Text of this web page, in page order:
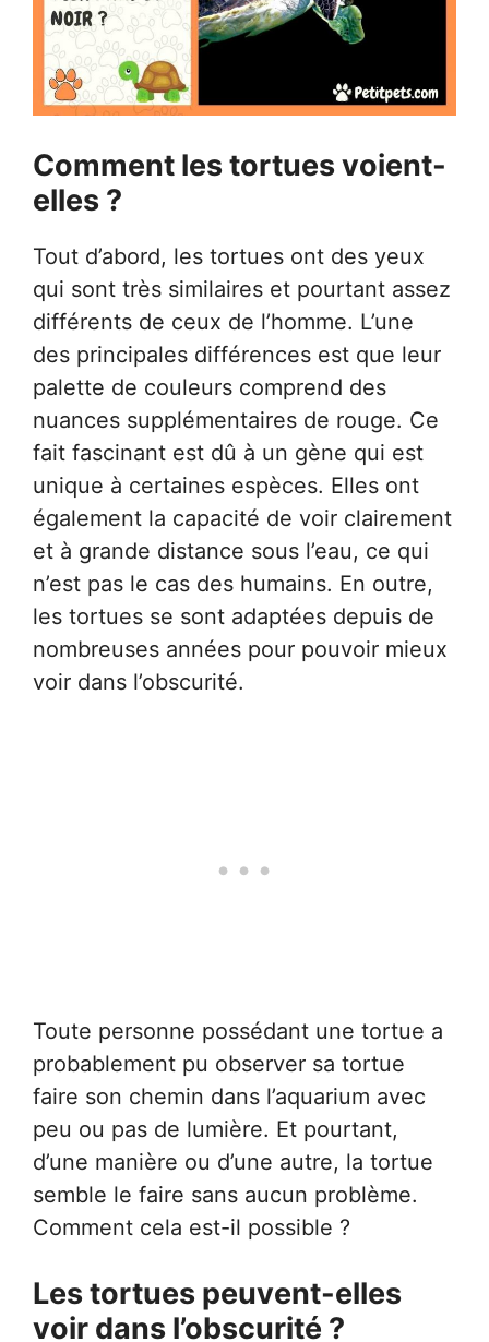
Comment les tortues voient-
elles ?
Tout d’abord, les tortues ont des yeux
qui sont très similaires et pourtant assez
différents de ceux de l’homme. L’une
des principales différences est que leur
palette de couleurs comprend des
nuances supplémentaires de rouge. Ce
fait fascinant est dû à un gène qui est
unique à certaines espèces. Elles ont
également la capacité de voir clairement
et à grande distance sous l’eau, ce qui
n’est pas le cas des humains. En outre,
les tortues se sont adaptées depuis de
nombreuses années pour pouvoir mieux
voir dans l’obscurité.
Toute personne possédant une tortue a
probablement pu observer sa tortue
faire son chemin dans l’aquarium avec
peu ou pas de lumière. Et pourtant,
d’une manière ou d’une autre, la tortue
semble le faire sans aucun problème.
Comment cela est-il possible ?
Les tortues peuvent-elles
voir dans l’obscurité ?